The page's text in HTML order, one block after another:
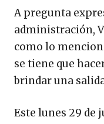
A pregunta
administración,
como lo
se tiene que
brindar una
Este lunes 29 de